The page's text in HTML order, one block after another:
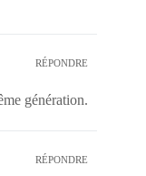
RÉPONDRE
génération.
RÉPONDRE